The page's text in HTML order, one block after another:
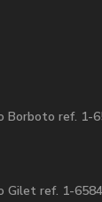
Borboto ref. 1-
Gilet ref. 1-